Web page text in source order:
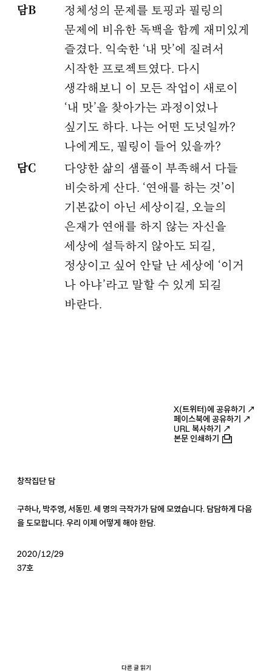
담B
정체성의 문제를 토핑과 필링의
문제에 비유한 독백을 함께 재미있게
즐겼다. 익숙한 ‘내 맛’에 질려서
시작한 프로젝트였다. 다시
생각해보니 이 모든 작업이 새로이
‘내 맛’을 찾아가는 과정이었나
싶기도 하다. 나는 어떤 도넛일까?
나에게도, 필링이 들어 있을까?
담C
다양한 삶의 샘플이 부족해서 다들
비슷하게 산다. ‘연애를 하는 것’이
기본값이 아닌 세상이길, 오늘의
은재가 연애를 하지 않는 자신을
세상에 설득하지 않아도 되길,
정상이고 싶어 안달 난 세상에 ‘이거
나 아냐’라고 말할 수 있게 되길
바란다.
X(트위터)에 공유하기 ↗
페이스북에 공유하기 ↗
URL 복사하기 ↗
본문 인쇄하기
창작집단 담
구하나, 박주영, 서동민. 세 명의 극작가가 담에 모였습니다. 담담하게 다음
을 도모합니다. 우리 이제 어떻게 해야 한담.
2020/12/29
37호
다른 글 읽기